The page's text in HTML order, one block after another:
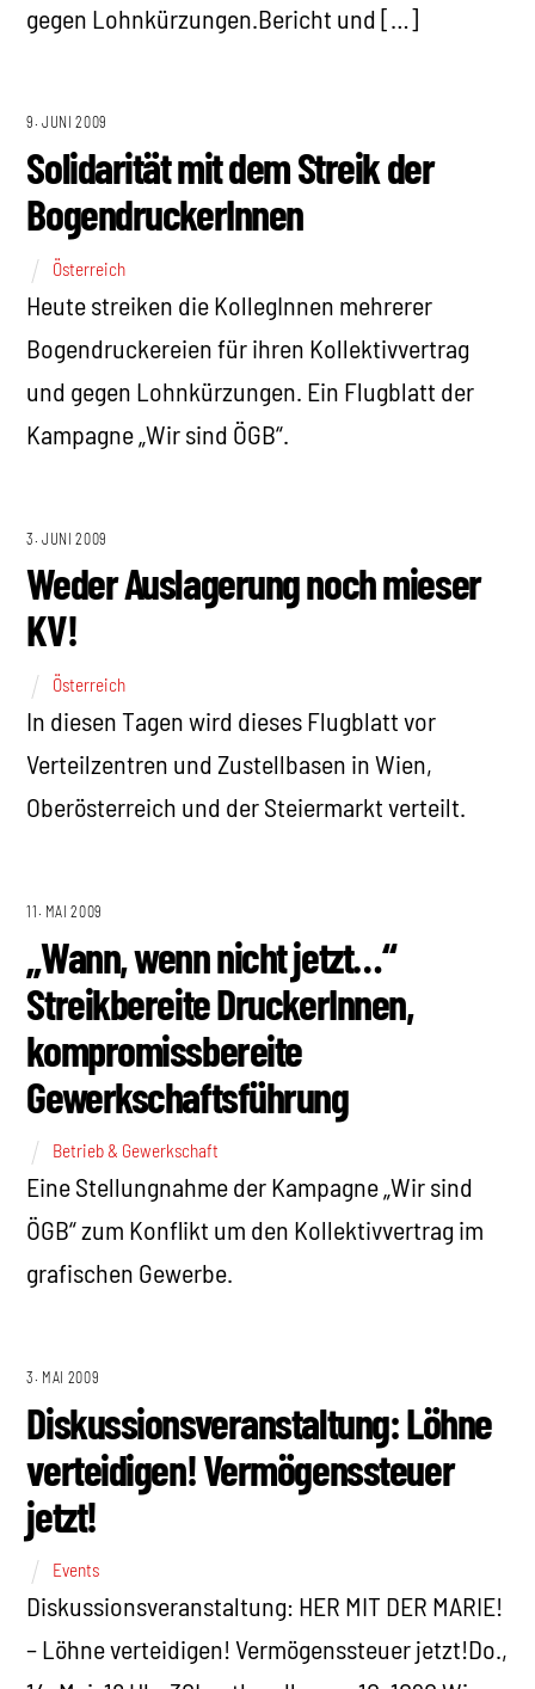
gegen Lohnkürzungen.Bericht und […]
9. JUNI 2009
Solidarität mit dem Streik der
BogendruckerInnen
Österreich
Heute streiken die KollegInnen mehrerer
Bogendruckereien für ihren Kollektivvertrag
und gegen Lohnkürzungen. Ein Flugblatt der
Kampagne „Wir sind ÖGB“.
3. JUNI 2009
Weder Auslagerung noch mieser
KV!
Österreich
In diesen Tagen wird dieses Flugblatt vor
Verteilzentren und Zustellbasen in Wien,
Oberösterreich und der Steiermarkt verteilt.
11. MAI 2009
„Wann, wenn nicht jetzt…“
Streikbereite DruckerInnen,
kompromissbereite
Gewerkschaftsführung
Betrieb & Gewerkschaft
Eine Stellungnahme der Kampagne „Wir sind
ÖGB“ zum Konflikt um den Kollektivvertrag im
grafischen Gewerbe.
3. MAI 2009
Diskussionsveranstaltung: Löhne
verteidigen! Vermögenssteuer
jetzt!
Events
Diskussionsveranstaltung: HER MIT DER MARIE!
– Löhne verteidigen! Vermögenssteuer jetzt!Do.,